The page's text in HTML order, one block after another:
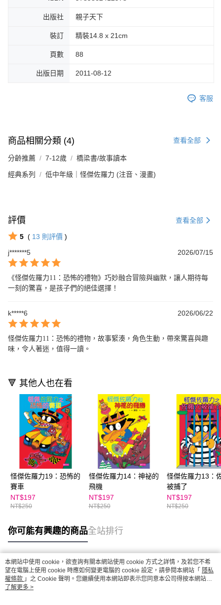
出版社 親子天下
裝訂 精裝14.8 x 21cm
頁數 88
出版日期 2011-08-12
客服
商品相關分類 (4) 查看全部
分齡推薦 7-12歲 橋梁書/故事讀本
經典系列 低中年級｜怪傑佐羅力 (注音、漫畫)
評價 查看全部
5 ( 13 則評價 )
j*******5
2026/07/15
《怪傑佐羅力11：恐怖的禮物》巧妙融合冒險與幽默，讓人期待每
一刻的驚喜，是孩子們的絕佳選擇！
k*****6 2026/06/22
怪傑佐羅力11：恐怖的禮物，故事緊湊，角色生動，帶來驚喜與趣
味，令人著迷，值得一讀。
🔻 其他人也在看
怪傑佐羅力19：恐怖的
賽車
NT$197
NT$250
怪傑佐羅力14：神祕的
飛機
NT$197
NT$250
怪傑佐羅力13：
被捕了
NT$197
NT$250
你可能有興趣的商品全站排行
熱門標籤
本網站中使用 cookie，欲查詢有關本網站使用 cookie 方式之詳情，及若您不希
望在電腦上使用 cookie 時應如何變更電腦的 cookie 設定，請參閱本網站「 隱私
權條款 」之 Cookie 聲明。您繼續使用本網站即表示您同意本公司得按本網站使
用條款之 Cookie 聲明使用 cookie。
了解更多 >